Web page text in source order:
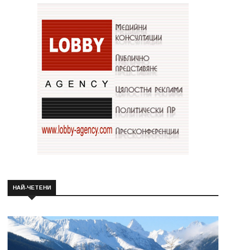
НАЙ-ЧЕТЕНИ